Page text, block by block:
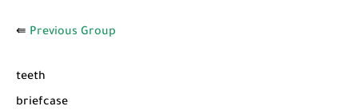
⇚ Previous Group
teeth
briefcase